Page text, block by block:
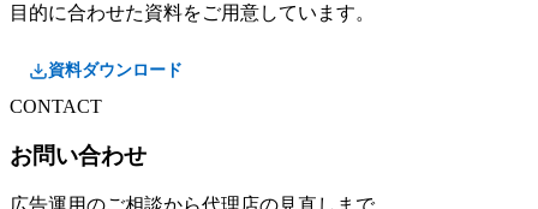
目的に合わせた資料をご用意しています。
資料ダウンロード
CONTACT
お問い合わせ